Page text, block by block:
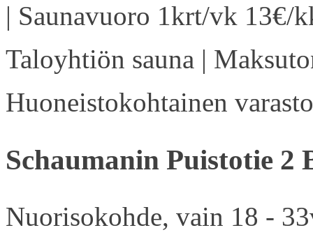
| Saunavuoro 1krt/vk 13€/
Taloyhtiön sauna |
Huoneistokohtainen
Schaumanin Puistotie 2
Nuorisokohde, vain 18 -